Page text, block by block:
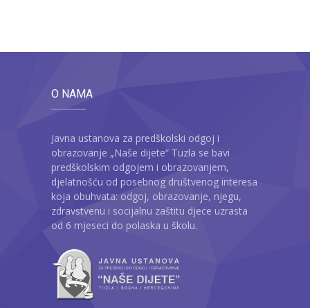
-- Konkursi
-- Edukacije za roditelje
-- Edukacije zaposlenika
Za roditelje
-- Jelovnik za djecu
-- Obrasci i zahtjevi
-- Obavještenja za roditelje
Projekti
O NAMA
Javna ustanova za predškolski odgoj i
obrazovanje „Naše dijete“ Tuzla se bavi
predškolskim odgojem i obrazovanjem,
djelatnošću od posebnog društvenog interesa
koja obuhvata: odgoj, obrazovanje, njegu,
zdravstvenu i socijalnu zaštitu djece uzrasta
od 6 mjeseci do polaska u školu.